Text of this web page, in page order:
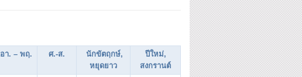
อา. – พฤ. ศ.-ส.
นักขัตฤกษ์,
หยุดยาว
ปีใหม่,
สงกรานต์